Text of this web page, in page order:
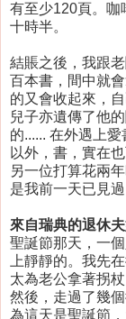
有至少120頁。咖
十時半。
結賬之後，我跟
百本書，間中就
的又會收起來，
兒子亦遺傳了他
的...... 在外遇上
以外，書，實在
另一位打算花兩
是我前一天已見
來自瑞典的退休
聖誕節那天，一
上靜靜的。我先
太為老公拿著拐
然後，走過了幾
為這天是聖誕節